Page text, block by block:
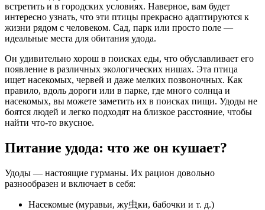
встретить и в городских условиях. Наверное, вам будет
интересно узнать, что эти птицы прекрасно адаптируются к
жизни рядом с человеком. Сад, парк или просто поле —
идеальные места для обитания удода.
Он удивительно хорош в поисках еды, что обуславливает его
появление в различных экологических нишах. Эта птица
ищет насекомых, червей и даже мелких позвоночных. Как
правило, вдоль дороги или в парке, где много солнца и
насекомых, вы можете заметить их в поисках пищи. Удоды не
боятся людей и легко подходят на близкое расстояние, чтобы
найти что-то вкусное.
Питание удода: что же он кушает?
Удоды — настоящие гурманы. Их рацион довольно
разнообразен и включает в себя:
Насекомые (муравьи, жу虫ки, бабочки и т. д.)